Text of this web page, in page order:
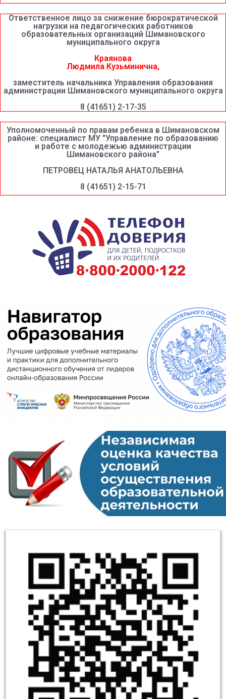
Ответственное лицо за снижение бюрократической
нагрузки на педагогических работников
образовательных организаций Шимановского
муниципального округа
Краянова
Людмила Кузьминична,
заместитель начальника Управления образования
администрации Шимановского муниципального округа
8 (41651) 2-17-35
Уполномоченный по правам ребенка в Шимановском
районе: специалист МУ "Управление по образованию
и работе с молодежью администрации
Шимановского района"
ПЕТРОВЕЦ НАТАЛЬЯ АНАТОЛЬЕВНА
8 (41651) 2-15-71